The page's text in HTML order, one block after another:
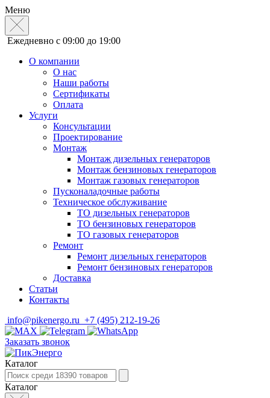
Меню
Ежедневно с 09:00 до 19:00
О компании
О нас
Наши работы
Сертификаты
Оплата
Услуги
Консультации
Проектирование
Монтаж
Монтаж дизельных генераторов
Монтаж бензиновых генераторов
Монтаж газовых генераторов
Пусконаладочные работы
Техническое обслуживание
ТО дизельных генераторов
ТО бензиновых генераторов
ТО газовых генераторов
Ремонт
Ремонт дизельных генераторов
Ремонт бензиновых генераторов
Доставка
Статьи
Контакты
info@pikenergo.ru +7 (495) 212-19-26
Заказать звонок
Каталог
Каталог